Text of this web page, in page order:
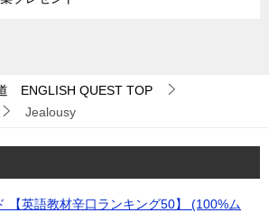
ENGLISH QUEST TOP
Jealousy
【英語教材辛口ランキング50】 (100%ム